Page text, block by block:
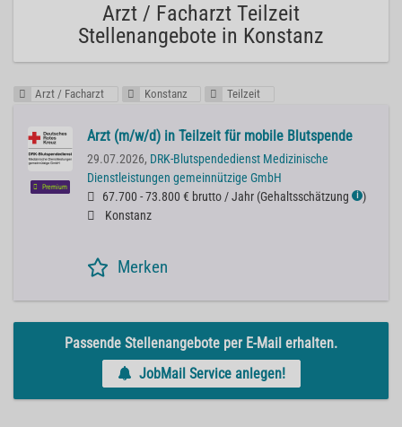
Arzt / Facharzt Teilzeit
Stellenangebote in Konstanz
Arzt / Facharzt Konstanz Teilzeit
Premium
Arzt (m/w/d) in Teilzeit für mobile Blutspende
29.07.2026, DRK-Blutspendedienst Medizinische
Dienstleistungen gemeinnützige GmbH
67.700 - 73.800 € brutto / Jahr (Gehaltsschätzung ℹ )
Konstanz
Merken
Passende Stellenangebote per E-Mail erhalten.
JobMail Service anlegen!